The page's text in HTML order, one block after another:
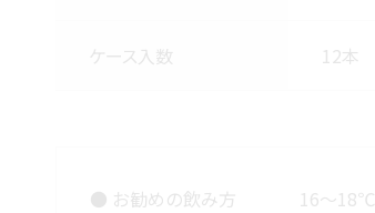
ケース入数 12本
● お勧めの飲み方 16～18℃